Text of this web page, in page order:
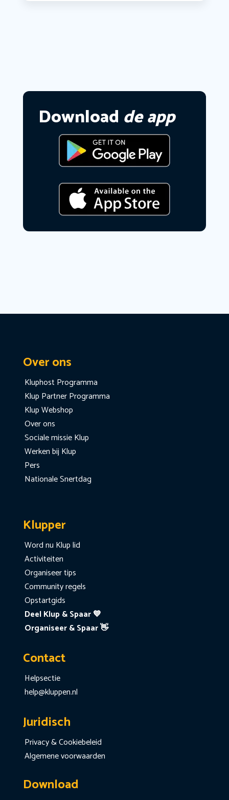
Download de app
Over ons
Kluphost Programma
Klup Partner Programma
Klup Webshop
Over ons
Sociale missie Klup
Werken bij Klup
Pers
Nationale Snertdag
Klupper
Word nu Klup lid
Activiteiten
Organiseer tips
Community regels
Opstartgids
Deel Klup & Spaar 💙
Organiseer & Spaar 👋
Contact
Helpsectie
help@kluppen.nl
Juridisch
Privacy & Cookiebeleid
Algemene voorwaarden
Download